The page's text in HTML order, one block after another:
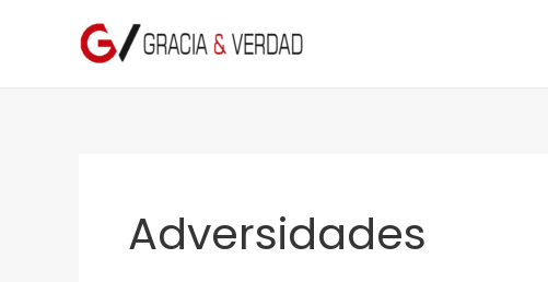
Adversidades